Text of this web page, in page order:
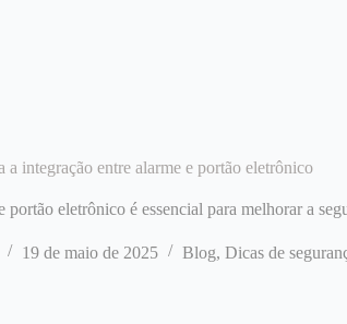
a integração entre alarme e portão eletrônico
eletrônico é essencial para melhorar a
19 de maio de 2025 Blog, Dicas de